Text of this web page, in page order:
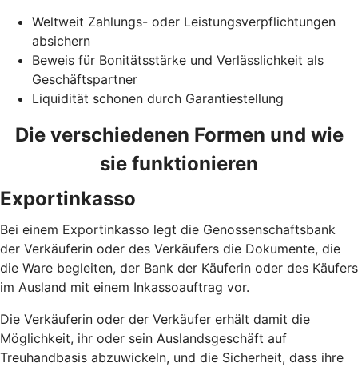
Weltweit Zahlungs- oder Leistungsverpflichtungen
absichern
Beweis für Bonitätsstärke und Verlässlichkeit als
Geschäftspartner
Liquidität schonen durch Garantiestellung
Die verschiedenen Formen und wie
sie funktionieren
Exportinkasso
Bei einem Exportinkasso legt die Genossenschaftsbank
der Verkäuferin oder des Verkäufers die Dokumente, die
die Ware begleiten, der Bank der Käuferin oder des Käufers
im Ausland mit einem Inkassoauftrag vor.
Die Verkäuferin oder der Verkäufer erhält damit die
Möglichkeit, ihr oder sein Auslandsgeschäft auf
Treuhandbasis abzuwickeln, und die Sicherheit, dass ihre